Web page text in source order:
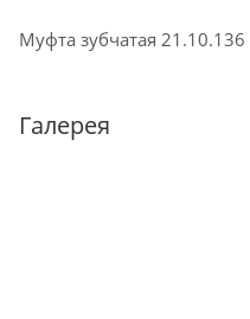
Муфта зубчатая
Галерея